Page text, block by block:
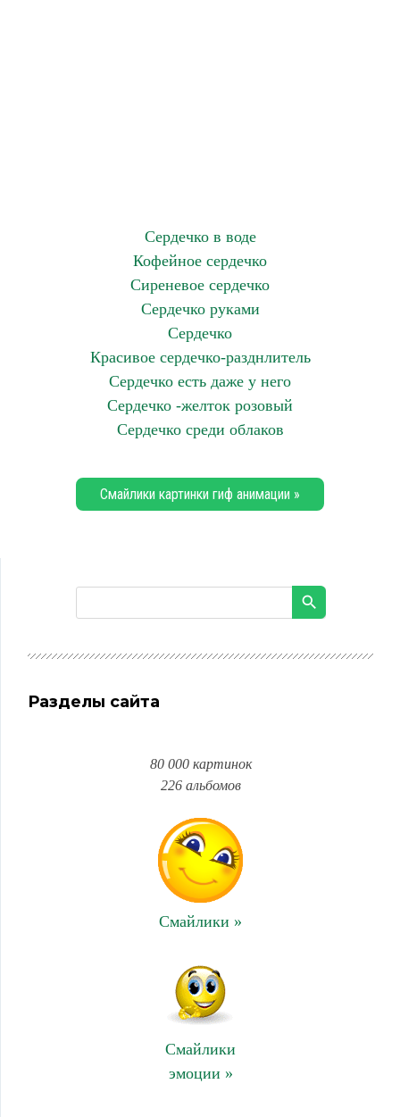
Сердечко в воде
Кофейное сердечко
Сиреневое сердечко
Сердечко руками
Сердечко
Красивое сердечко-разднлитель
Сердечко есть даже у него
Сердечко -желток розовый
Сердечко среди облаков
Смайлики картинки гиф анимации »
Разделы сайта
80 000 картинок
226 альбомов
Смайлики »
Смайлики
эмоции »